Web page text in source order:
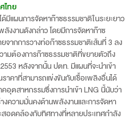
ไทย
มีแผนการจัดหาก๊าซธรรมชาติในระยะยาว
งงานดังกล่าว โดยมีการจัดหาก๊าซ
จากการวางท่อก๊าซธรรมชาติเส้นที่ 3 ลง
ามต้องการก๊าซธรรมชาติที่ขยายตัวถึง
หลังจากนั้น ปตท. มีแผนที่จะนำเข้า
าคาที่สามารถแข่งขันกับเชื้อเพลิงอื่นได้
อุตสาหกรรมซึ่งการนำเข้า LNG นี้นับว่า
ความมั่นคงด้านพลังงานและการจัดหา
สอดคล้องกับทิศทางที่หลายประเทศกำลัง